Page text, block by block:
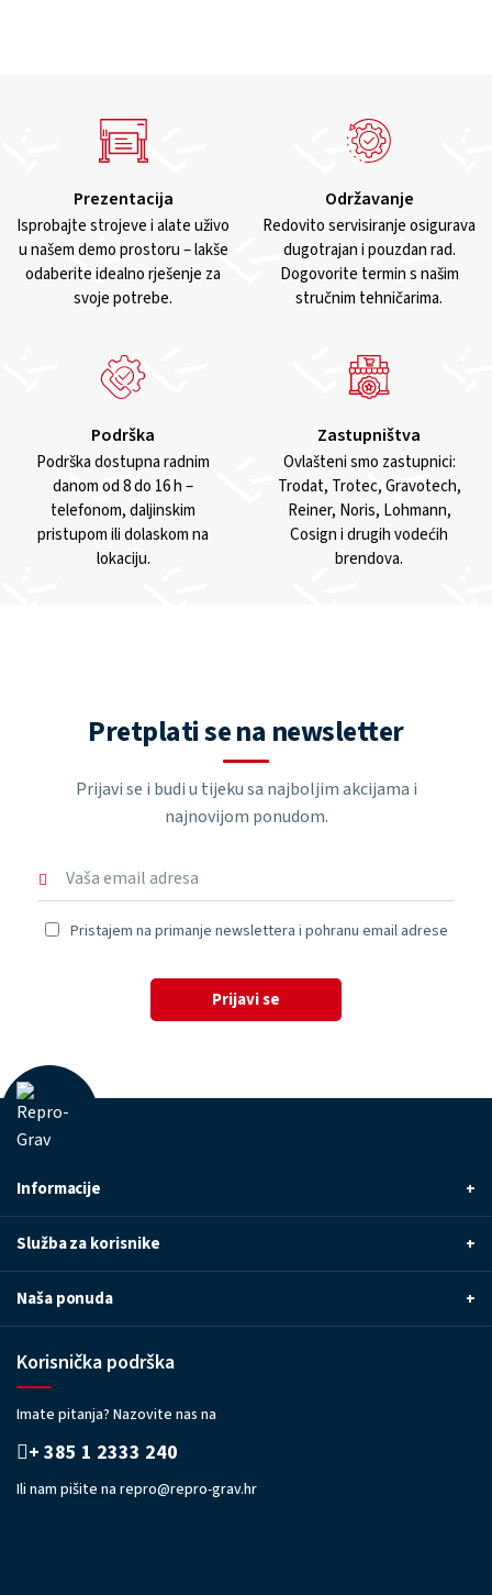
Prezentacija
Isprobajte strojeve i alate uživo
u našem demo prostoru – lakše
odaberite idealno rješenje za
svoje potrebe.
Održavanje
Redovito servisiranje osigurava
dugotrajan i pouzdan rad.
Dogovorite termin s našim
stručnim tehničarima.
Podrška
Podrška dostupna radnim
danom od 8 do 16 h –
telefonom, daljinskim
pristupom ili dolaskom na
lokaciju.
Zastupništva
Ovlašteni smo zastupnici:
Trodat, Trotec, Gravotech,
Reiner, Noris, Lohmann,
Cosign i drugih vodećih
brendova.
Pretplati se na newsletter
Prijavi se i budi u tijeku sa najboljim akcijama i
najnovijom ponudom.
Pristajem na primanje newslettera i pohranu email adrese
Prijavi se
Informacije +
Služba za korisnike +
Naša ponuda +
Korisnička podrška
Imate pitanja? Nazovite nas na
+ 385 1 2333 240
Ili nam pišite na repro@repro-grav.hr